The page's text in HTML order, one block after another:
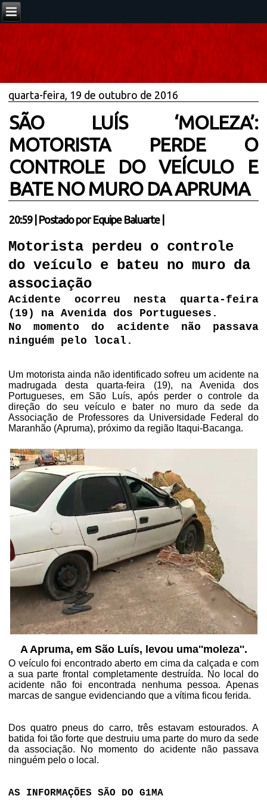
quarta-feira, 19 de outubro de 2016
SÃO LUÍS ‘MOLEZA’:
MOTORISTA PERDE O
CONTROLE DO VEÍCULO E
BATE NO MURO DA APRUMA
20:59| Postado por Equipe Baluarte
Motorista perdeu o controle
do veículo e bateu no muro da
associação
Acidente ocorreu nesta quarta-feira
(19) na Avenida dos Portugueses.
No momento do acidente não passava
ninguém pelo local.
Um motorista ainda não identificado sofreu um acidente na
madrugada desta quarta-feira (19), na Avenida dos
Portugueses, em São Luís, após perder o controle da
direção do seu veículo e bater no muro da sede da
Associação de Professores da Universidade Federal do
Maranhão (Apruma), próximo da região Itaqui-Bacanga.
A Apruma, em São Luís, levou uma''moleza''.
O veículo foi encontrado aberto em cima da calçada e com
a sua parte frontal completamente destruída. No local do
acidente não foi encontrada nenhuma pessoa. Apenas
marcas de sangue evidenciando que a vítima ficou ferida.
Dos quatro pneus do carro, três estavam estourados. A
batida foi tão forte que destruiu uma parte do muro da sede
da associação. No momento do acidente não passava
ninguém pelo o local.
AS INFORMAÇÕES SÃO DO G1MA